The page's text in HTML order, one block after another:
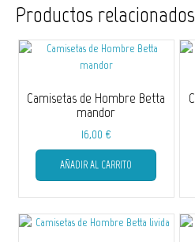
Productos relacionados
Camisetas de Hombre Betta
mandor
16,00 €
AÑADIR AL CARRITO
Este
múltiples
variantes.